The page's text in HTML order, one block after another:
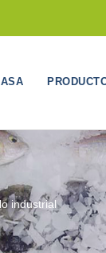
industrial